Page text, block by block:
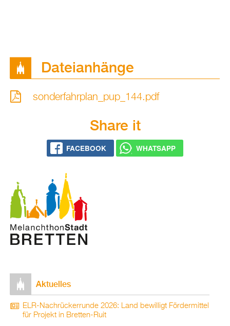
Da­tei­an­hän­ge
son­der­fahr­plan_­pup_144.pdf
Share it
FACE­BOOK WHATS­APP
Ak­tu­el­les
ELR-Nach­rü­ck­er­run­de 2026: Land be­wil­ligt För­der­mit­tel
für Pro­jekt in Brett­en-Ruit